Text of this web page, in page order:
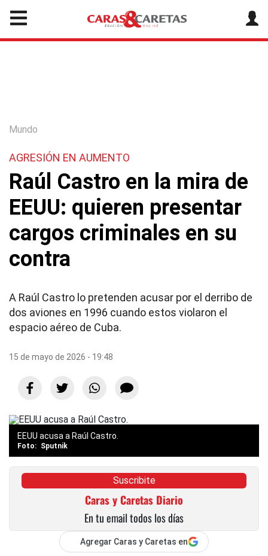
Mundo
AGRESIÓN EN AUMENTO
Raúl Castro en la mira de
EEUU: quieren presentar
cargos criminales en su
contra
A Raúl Castro lo pretenden acusar por el derribo de
dos aviones en 1996 cuando estos violaron el
espacio aéreo de Cuba.
15 de mayo de 2026 - 19:48
EEUU acusa a Raúl Castro.
Sputnik
Suscribite
Caras y Caretas Diario
En tu email todos los días
Agregar Caras y Caretas en